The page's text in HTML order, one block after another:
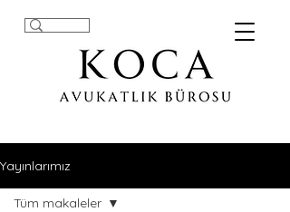
Yayınlarımız
Tüm makaleler